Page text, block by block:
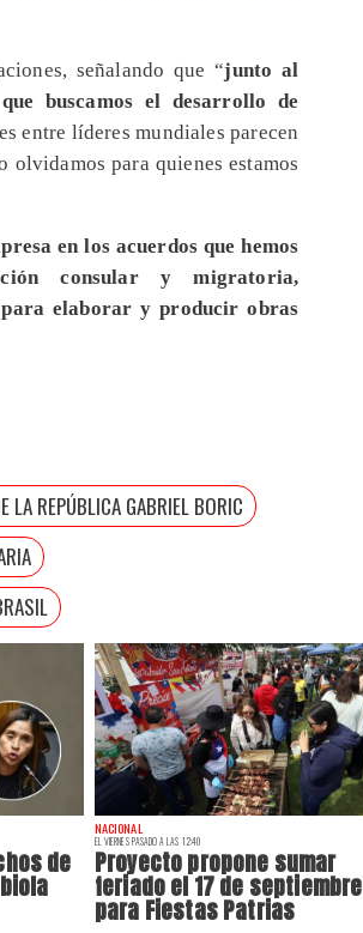
de
NACIONAL
EL VIERNES PASADO A LAS 12:40
Proyecto propone sumar
feriado el 17 de septiembre
para Fiestas Patrias
señalando que “junto al
buscamos el desarrollo de
entre líderes mundiales parecen
olvidamos para quienes estamos
en los acuerdos que hemos
consular y migratoria,
elaborar y producir obras
LA REPÚBLICA GABRIEL BORIC